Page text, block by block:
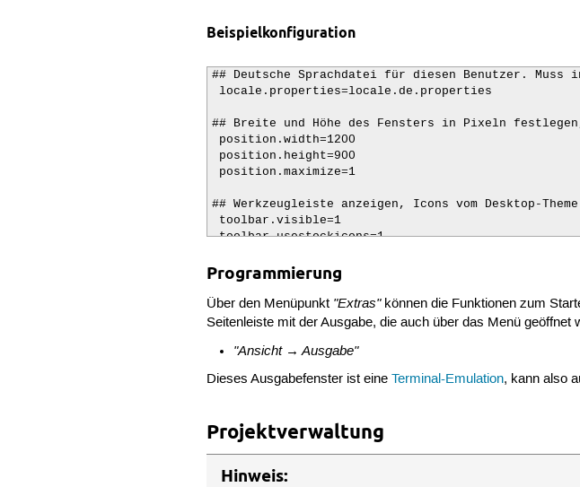
Beispielkonfiguration
## Deutsche Sprachdatei für diesen Benutzer.
locale.properties=locale.de.properties
## Breite und Höhe des Fensters in Pixeln
position.width=1200
position.height=900
position.maximize=1
## Werkzeugleiste anzeigen, Icons vom Desktop-
toolbar.visible=1
toolbar.usestockicons=1
## nichtproportionale Schrift für alle Texte
font.base=$(font.monospace)
font.small=$(font.monospace)
font.comment=$(font.monospace)
font.text.comment=$(font.monospace)
font.embedded.comment=$(font.monospace)
## Zeilennummern anzeigen, Ziffernanzahl (hier
Programmierung
Über den Menüpunkt "Extras"können die Funktionen zum
Seitenleiste mit der Ausgabe, die auch über das Menü geöffnet
"Ansicht → Ausgabe"
Dieses Ausgabefenster ist eineTerminal-Emulation, kann also
Projektverwaltung
Hinweis: